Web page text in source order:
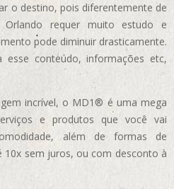
o destino, pois diferentemente de
requer muito estudo e
pode diminuir drasticamente.
esse conteúdo, informações etc,
incrível, o MD1® é uma mega
e produtos que você vai
além de formas de
sem juros, ou com desconto à